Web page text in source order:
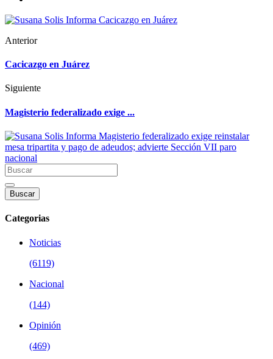
Anterior
Cacicazgo en Juárez
Siguiente
Magisterio federalizado exige ...
Buscar
Categorias
Noticias
(6119)
Nacional
(144)
Opinión
(469)